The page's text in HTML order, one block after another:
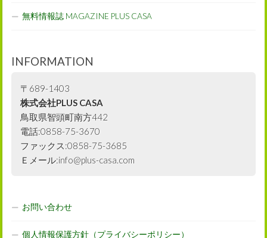
無料情報誌 MAGAZINE PLUS CASA
INFORMATION
〒689-1403
株式会社PLUS CASA
鳥取県智頭町南方442
電話:0858-75-3670
ファックス:0858-75-3685
Ｅメール:info@plus-casa.com
お問い合わせ
個人情報保護方針（プライバシーポリシー）